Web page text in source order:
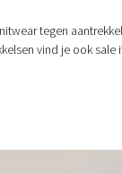
tegen
vind je ook